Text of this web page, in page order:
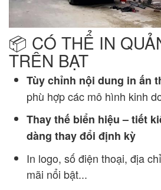
📦 CÓ THỂ IN
TRÊN BẠT
Tùy chỉnh nội dung in ấn
phù hợp các mô hình kinh
Thay thế biển hiệu – tiết
dàng thay đổi định kỳ
In logo, số điện thoại, địa
mãi nổi bật...